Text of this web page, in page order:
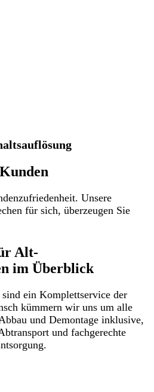
Unsere
für sich, überzeugen Sie
Alt-
im Überblick​
sind ein Komplettservice der
kümmern wir uns um alle
und Demontage inklusive,
und fachgerechte